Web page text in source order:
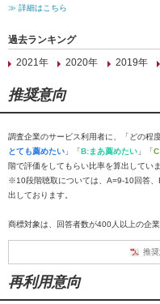
≫ 詳細はこちら
過去ランキング
2021年
2020年 2019年
推奨意向
調査企業のサービス利用者に、「どの程
とても薦めたい 」「B:まあ薦めたい 」「
階で評価をしてもらい比率を算出していま
※10段階聴取については、A=9-10回答
出しております。
商標対象は、回答者数が400人以上の企業
推奨
再利用意向